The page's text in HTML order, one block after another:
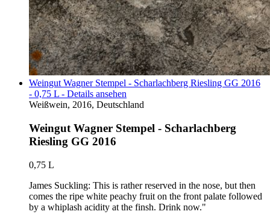
Weingut Wagner Stempel - Scharlachberg Riesling GG 2016
- 0,75 L - Details ansehen
Weißwein, 2016, Deutschland
Weingut Wagner Stempel - Scharlachberg
Riesling GG 2016
0,75 L
James Suckling: This is rather reserved in the nose, but then
comes the ripe white peachy fruit on the front palate followed
by a whiplash acidity at the finsh. Drink now."